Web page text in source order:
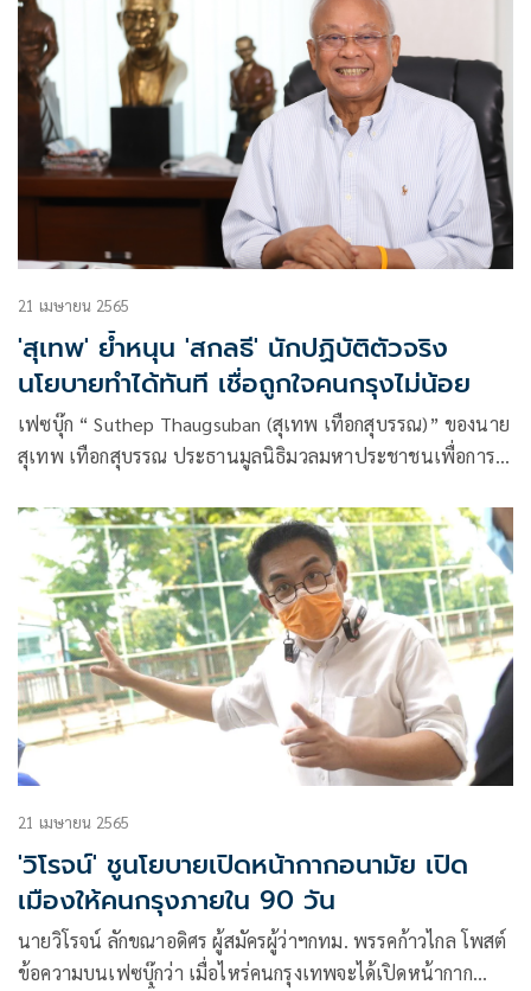
21 เมษายน 2565
'สุเทพ' ย้ำหนุน 'สกลธี' นักปฏิบัติตัวจริง
นโยบายทำได้ทันที เชื่อถูกใจคนกรุงไม่น้อย
เฟซบุ๊ก “ Suthep Thaugsuban (สุเทพ เทือกสุบรรณ)” ของนาย
สุเทพ เทือกสุบรรณ ประธานมูลนิธิมวลมหาประชาชนเพื่อการ
โดยนายสุเทพ กล่าวว่า ตอนนี้ในกรุงเทพมหานคร เป็นช่วงการ
รณรงค์หาเสียงเลือ
21 เมษายน 2565
'วิโรจน์' ชูนโยบายเปิดหน้ากากอนามัย เปิด
เมืองให้คนกรุงภายใน 90 วัน
นายวิโรจน์ ลักขณาอดิศร ผู้สมัครผู้ว่าฯกทม. พรรคก้าวไกล โพสต์
ข้อความบนเฟซบุ๊กว่า เมื่อไหร่คนกรุงเทพจะได้เปิดหน้ากาก